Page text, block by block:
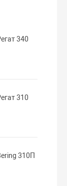
340
310
310П